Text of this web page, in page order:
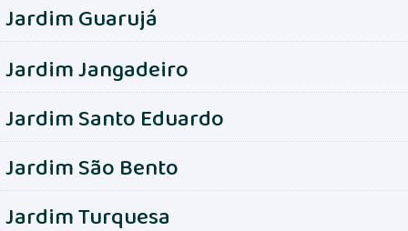
Jardim Guarujá
Jardim Jangadeiro
Jardim Santo Eduardo
Jardim São Bento
Jardim Turquesa